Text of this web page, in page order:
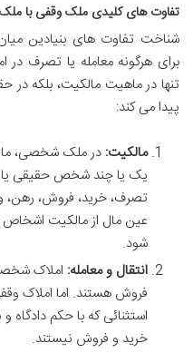
تفاوت های کلیدی ملک وقفی با
شناخت تفاوت های بنیادین
برای هرگونه معامله یا تصرف
تنها در ماهیت مالکیت، بلکه در
پیدا می کند:
مالکیت: در ملک شخصی،
یک یا چند شخص حقیقی یا
تصرف، خرید، فروش، رهن، و
عین مال از مالکیت
شود.
انتقال و معامله: املاک
فروش هستند. اما املاک
استثنائی که با حکم
خرید و فروش نیستند.